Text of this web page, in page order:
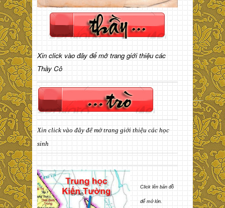
Xin click vào đây để mở trang giới thiệu các
Thầy Cô
Xin click vào đây để mở trang giới thiệu các học
sinh
Click lên bản đồ
để mở lớn.